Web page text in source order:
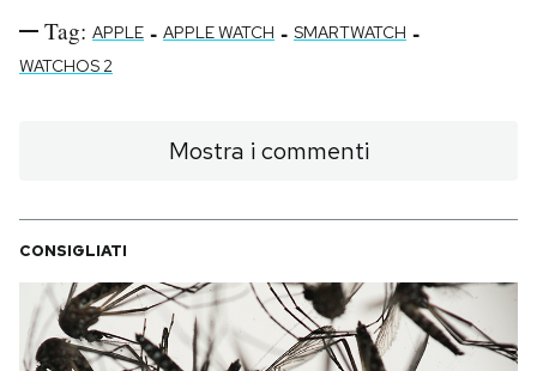
Tag: APPLE - APPLE WATCH - SMARTWATCH -
WATCHOS 2
Mostra i commenti
CONSIGLIATI